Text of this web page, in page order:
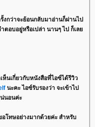
งกว่าจะย้อนกลับมาอ่านก็ผ่านไป
ตอบอยู่หรือเปล่า นานๆ ไป ก็เล
นเกี่ยวกับหนังสือที่ไอซ์ได้รีวิว
นะคะ ไอซ์รับรองว่า จะเข้าไป
นอนค่ะ
โทษอย่างมากด้วยค่ะ สำหรับ